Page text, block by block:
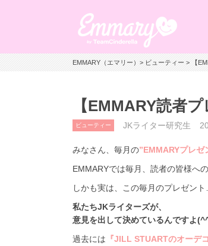
EMMARY（エマリー）>ビューティー> 【
【EMMARY読者
ビューティー JKライター研究生
みなさん、毎月の”EMMARYプレゼ
EMMARYでは毎月、読者の皆様へ
しかも実は、この毎月のプレゼント
私たちJKライターズが、
意見を出して決めているんですよ
過去には 『JILL STUARTのオーデ